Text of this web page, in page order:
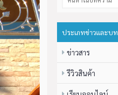
ประเภทข่าวและบ
ข่าวสาร
รีวิวสินค้า